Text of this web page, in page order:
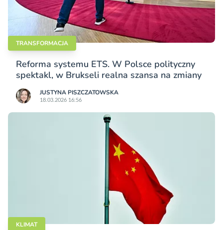
TRANSFORMACJA
Reforma systemu ETS. W Polsce polityczny
spektakl, w Brukseli realna szansa na zmiany
JUSTYNA PISZCZATOWSKA
18.03.2026 16:56
KLIMAT